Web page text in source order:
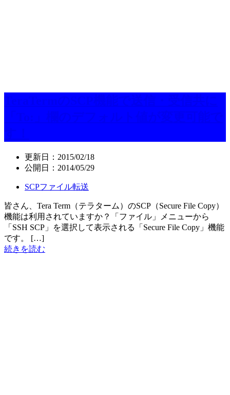
更新日： 2015/02/18
公開日： 2014/05/29
SCPファイル転送
皆さん、Tera Term（テラターム）のSCP（Secure File Copy）
機能は利用されていますか？「ファイル」メニューから
「SSH SCP」を選択して表示される「Secure File Copy」機能
です。 […]
続きを読む